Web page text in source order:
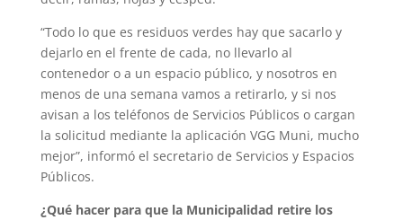
“Todo lo que es residuos verdes hay que sacarlo y
dejarlo en el frente de cada, no llevarlo al
contenedor o a un espacio público, y nosotros en
menos de una semana vamos a retirarlo, y si nos
avisan a los teléfonos de Servicios Públicos o cargan
la solicitud mediante la aplicación VGG Muni, mucho
mejor”, informó el secretario de Servicios y Espacios
Públicos.
¿Qué hacer para que la Municipalidad retire los